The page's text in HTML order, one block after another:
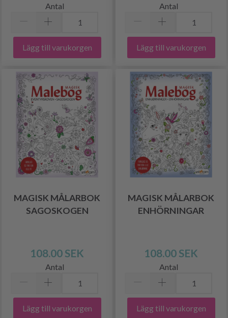
Antal
Lägg till varukorgen
Antal
Lägg till varukorgen
MAGISK MÅLARBOK
SAGOSKOGEN
108.00 SEK
Antal
Lägg till varukorgen
MAGISK MÅLARBOK
ENHÖRNINGAR
108.00 SEK
Antal
Lägg till varukorgen